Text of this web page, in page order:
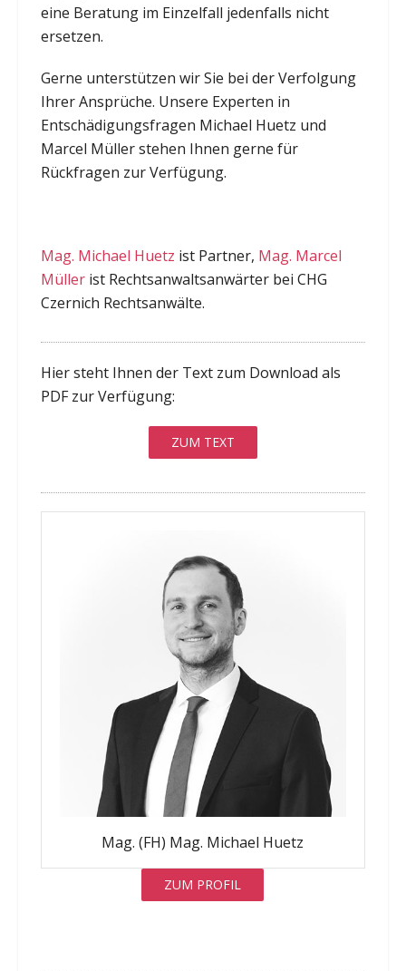
eine Beratung im Einzelfall jedenfalls nicht
ersetzen.
Gerne unterstützen wir Sie bei der Verfolgung
Ihrer Ansprüche. Unsere Experten in
Entschädigungsfragen Michael Huetz und
Marcel Müller stehen Ihnen gerne für
Rückfragen zur Verfügung.
Mag. Michael Huetz ist Partner, Mag. Marcel
Müller ist Rechtsanwaltsanwärter bei CHG
Czernich Rechtsanwälte.
Hier steht Ihnen der Text zum Download als
PDF zur Verfügung:
ZUM TEXT
Mag. (FH) Mag. Michael Huetz
ZUM PROFIL